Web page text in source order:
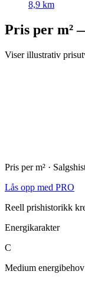
8,9 km
Pris per m²
Viser illustrativ
Pris per m² ·
Lås opp med PRO
Reell prishistorikk
Energikarakter
C
Medium energibehov